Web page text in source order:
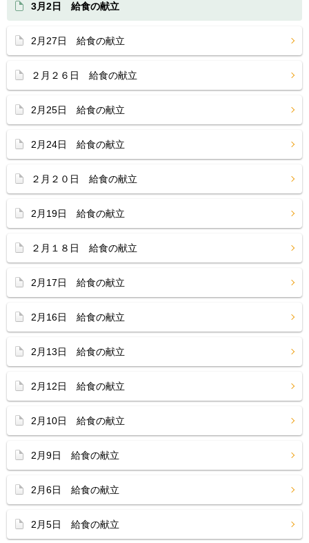
3月2日 給食の献立
2月27日 給食の献立
２月２６日 給食の献立
2月25日 給食の献立
2月24日 給食の献立
２月２０日 給食の献立
2月19日 給食の献立
２月１８日 給食の献立
2月17日 給食の献立
2月16日 給食の献立
2月13日 給食の献立
2月12日 給食の献立
2月10日 給食の献立
2月9日 給食の献立
2月6日 給食の献立
2月5日 給食の献立